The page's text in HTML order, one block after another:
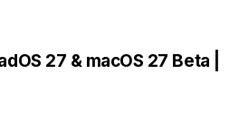
27 & macOS 27 Beta |